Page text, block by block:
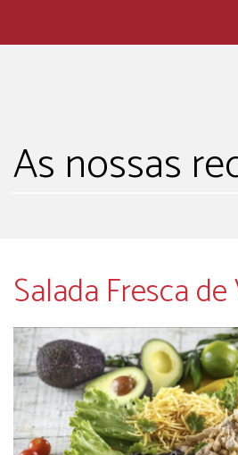
As nossas
Salada Fresca